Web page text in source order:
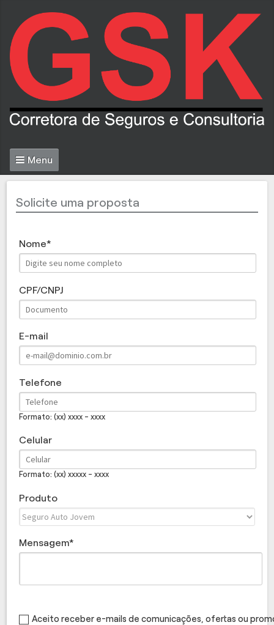
Menu
Solicite uma proposta
Nome
CPF/CNPJ
E-mail
Telefone
Formato: (xx) xxxx - xxxx
Celular
Formato: (xx) xxxxx - xxxx
Produto
Mensagem
Aceito receber e-mails de comunicações, ofertas ou